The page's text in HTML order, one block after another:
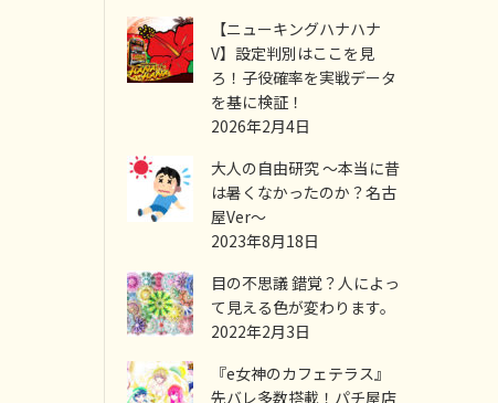
【ニューキングハナハナ
V】設定判別はここを見
ろ！子役確率を実戦データ
を基に検証！
2026年2月4日
大人の自由研究 ～本当に昔
は暑くなかったのか？名古
屋Ver～
2023年8月18日
目の不思議 錯覚？人によっ
て見える色が変わります。
2022年2月3日
『e女神のカフェテラス』
先バレ多数搭載！パチ屋店